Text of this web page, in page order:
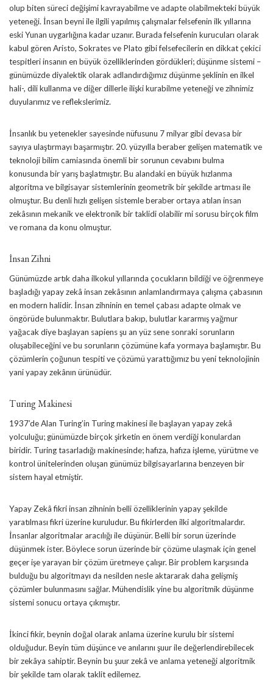
olup biten süreci değişimi kavrayabilme ve adapte olabilmekteki büyük
yeteneği. İnsan beyni ile ilgili yapılmış çalışmalar felsefenin ilk yıllarına
eski Yunan uygarlığına kadar uzanır. Burada felsefenin kurucuları olarak
kabul gören Aristo, Sokrates ve Plato gibi felsefecilerin en dikkat çekici
tespitleri insanın en büyük özelliklerinden gördükleri; düşünme sistemi –
günümüzde diyalektik olarak adlandırdığımız düşünme şeklinin en ilkel
hali-, dili kullanma ve diğer dillerle ilişki kurabilme yeteneği ve zihnimiz
duyularımız ve reflekslerimiz.
İnsanlık bu yetenekler sayesinde nüfusunu 7 milyar gibi devasa bir
sayıya ulaştırmayı başarmıştır. 20. yüzyılla beraber gelişen matematik ve
teknoloji bilim camiasında önemli bir sorunun cevabını bulma
konusunda bir yarış başlatmıştır. Bu alandaki en büyük hızlanma
algoritma ve bilgisayar sistemlerinin geometrik bir şekilde artması ile
olmuştur. Bu denli hızlı gelişen sistemle beraber ortaya atılan insan
zekâsının mekanik ve elektronik bir taklidi olabilir mi sorusu birçok film
ve romana da konu olmuştur.
İnsan Zihni
Günümüzde artık daha ilkokul yıllarında çocukların bildiği ve öğrenmeye
başladığı yapay zekâ insan zekâsının anlamlandırmaya çalışma çabasının
en modern halidir. İnsan zihninin en temel çabası adapte olmak ve
öngörüde bulunmaktır. Bulutlara bakıp, bulutlar kararmış yağmur
yağacak diye başlayan sapiens şu an yüz sene sonraki sorunların
oluşabileceğini ve bu sorunların çözümüne kafa yormaya başlamıştır. Bu
çözümlerin çoğunun tespiti ve çözümü yarattığımız bu yeni teknolojinin
yani yapay zekânın ürünüdür.
Turing Makinesi
1937’de Alan Turing’in Turing makinesi ile başlayan yapay zekâ
yolculuğu; günümüzde birçok şirketin en önem verdiği konulardan
biridir. Turing tasarladığı makinesinde; hafıza, hafıza işleme, yürütme ve
kontrol ünitelerinden oluşan günümüz bilgisayarlarına benzeyen bir
sistem hayal etmiştir.
Yapay Zekâ fikri insan zihninin belli özelliklerinin yapay şekilde
yaratılması fikri üzerine kuruludur. Bu fikirlerden ilki algoritmalardır.
İnsanlar algoritmalar aracılığı ile düşünür. Belli bir sorun üzerinde
düşünmek ister. Böylece sorun üzerinde bir çözüme ulaşmak için genel
geçer işe yarayan bir çözüm üretmeye çalışır. Bir problem karşısında
bulduğu bu algoritmayı da nesilden nesle aktararak daha gelişmiş
çözümler bulunmasını sağlar. Mühendislik yine bu algoritmik düşünme
sistemi sonucu ortaya çıkmıştır.
İkinci fikir, beynin doğal olarak anlama üzerine kurulu bir sistemi
olduğudur. Beyin tüm düşünce ve anılarını şuur ile değerlendirebilecek
bir zekâya sahiptir. Beynin bu şuur zekâ ve anlama yeteneği algoritmik
bir şekilde tam olarak taklit edilemez.